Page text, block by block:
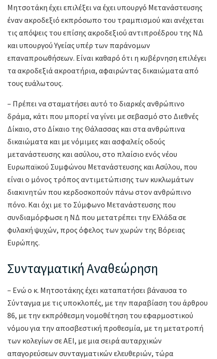
Μητσοτάκη έχει επιλέξει να έχει υπουργό Μετανάστευσης
έναν ακροδεξιό εκπρόσωπο του τραμπισμού και ανέχεται
τις απόψεις του επίσης ακροδεξιού αντιπροέδρου της ΝΔ
και υπουργού Υγείας υπέρ των παράνομων
επαναπροωθήσεων. Είναι καθαρό ότι η κυβέρνηση επιλέγει
τα ακροδεξιά ακροατήρια, αφαιρώντας δικαιώματα από
τους ευάλωτους.
– Πρέπει να σταματήσει αυτό το διαρκές ανθρώπινο
δράμα, κάτι που μπορεί να γίνει με σεβασμό στο Διεθνές
Δίκαιο, στο Δίκαιο της Θάλασσας και στα ανθρώπινα
δικαιώματα και με νόμιμες και ασφαλείς οδούς
μετανάστευσης και ασύλου, στο πλαίσιο ενός νέου
Ευρωπαϊκού Συμφώνου Μετανάστευσης και Ασύλου, που
είναι ο μόνος τρόπος αντιμετώπισης των κυκλωμάτων
διακινητών που κερδοσκοπούν πάνω στον ανθρώπινο
πόνο. Και όχι με το Σύμφωνο Μετανάστευσης που
συνδιαμόρφωσε η ΝΔ που μετατρέπει την Ελλάδα σε
φυλακή ψυχών, προς όφελος των χωρών της Βόρειας
Ευρώπης.
Συνταγματική Αναθεώρηση
– Ενώ ο κ. Μητσοτάκης έχει καταπατήσει βάναυσα το
Σύνταγμα με τις υποκλοπές, με την παραβίαση του άρθρου
86, με την εκπρόθεσμη νομοθέτηση του εφαρμοστικού
νόμου για την αποσβεστική προθεσμία, με τη μετατροπή
των κολεγίων σε ΑΕΙ, με μια σειρά αυταρχικών
απαγορεύσεων συνταγματικών ελευθεριών, τώρα